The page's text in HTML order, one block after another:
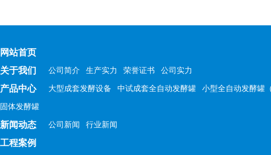
网站首页
关于我们
公司简介 生产实力 荣誉证书 公司实力
产品中心 大型成套发酵设备 中试成套全自动发酵罐
小型全自动发酵罐
固体发酵罐
新闻动态 公司新闻 行业新闻
工程案例